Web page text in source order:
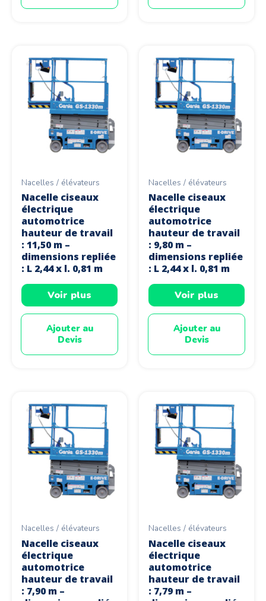
Nacelles / élévateurs
Nacelle ciseaux
électrique
automotrice
hauteur de travail
: 11,50 m –
dimensions repliée
: L 2,44 x l. 0,81 m
Voir plus
Ajouter au
Devis
Nacelles / élévateurs
Nacelle ciseaux
électrique
automotrice
hauteur de travail
: 9,80 m –
dimensions repliée
: L 2,44 x l. 0,81 m
Voir plus
Ajouter au
Devis
Nacelles / élévateurs
Nacelle ciseaux
électrique
automotrice
hauteur de travail
: 7,90 m –
Nacelles / élévateurs
Nacelle ciseaux
électrique
automotrice
hauteur de travail
: 7,79 m –